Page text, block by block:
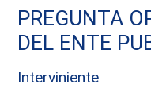
PREGUNTA
DEL ENTE
Interviniente